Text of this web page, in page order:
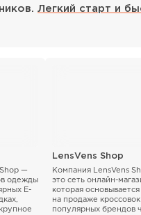
Легкий старт и
—
одежды
E-
LensVens Shop
Компания LensVens
это сеть онлайн-
которая основывается
на продаже кроссовок
популярных брендов